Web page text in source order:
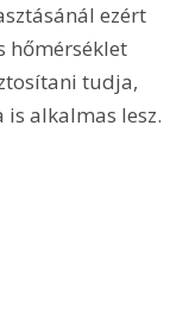
ezért
hőmérséklet
tudja,
alkalmas lesz.